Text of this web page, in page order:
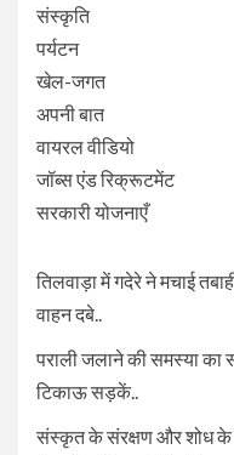
संस्कृति
पर्यटन
खेल-जगत
अपनी बात
वायरल वीडियो
जॉब्स एंड रिक्रूटमेंट
सरकारी योजनाएँ
तिलवाड़ा में गदेरे ने मचाई
वाहन दबे..
पराली जलाने की समस्या का
टिकाऊ सड़कें..
संस्कृत के संरक्षण और शोध के